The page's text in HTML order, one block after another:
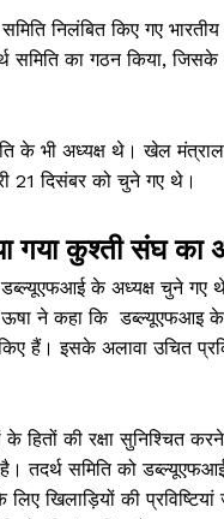
समिति निलंबित किए गए
का गठन किया, जिसके
के भी अध्यक्ष थे। खेल
21 दिसंबर को चुने गए थे।
गया कुश्ती संघ का
डब्ल्यूएफआई के अध्यक्ष चुने
ने कहा कि डब्ल्यूएफआइ
हैं। इसके अलावा उचित
के हितों की रक्षा सुनिश्चित
है। तदर्थ समिति को
खिलाड़ियों की